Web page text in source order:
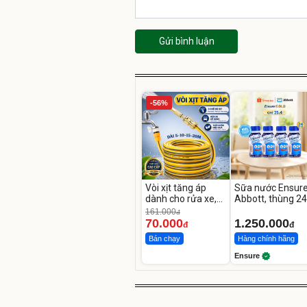
Gửi bình luận
-56%
Vòi xịt tăng áp
dành cho rửa xe,
tưới cây
161.000đ
70.000đ
Bán chạy
Sữa nước Ensure
Abbott, thùng 24
1.250.000đ
Hàng chính hãng
Ensure